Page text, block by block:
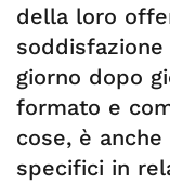
della loro
giorno dopo
formato e
cose, è
specifici in